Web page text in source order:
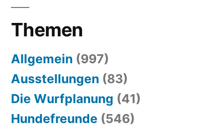
Themen
Allgemein (997)
Ausstellungen (83)
Die Wurfplanung (41)
Hundefreunde (546)